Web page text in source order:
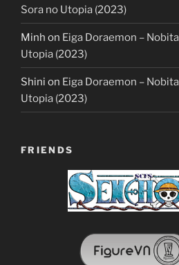
Sora no Utopia (2023)
Minh on Eiga Doraemon –
Utopia (2023)
Shini on Eiga Doraemon –
Utopia (2023)
FRIENDS